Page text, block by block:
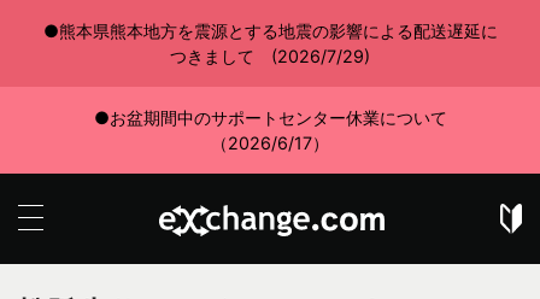
●熊本県熊本地方を震源とする地震の影響による配送遅延に
つきまして (2026/7/29)
●お盆期間中のサポートセンター休業について
（2026/6/17）